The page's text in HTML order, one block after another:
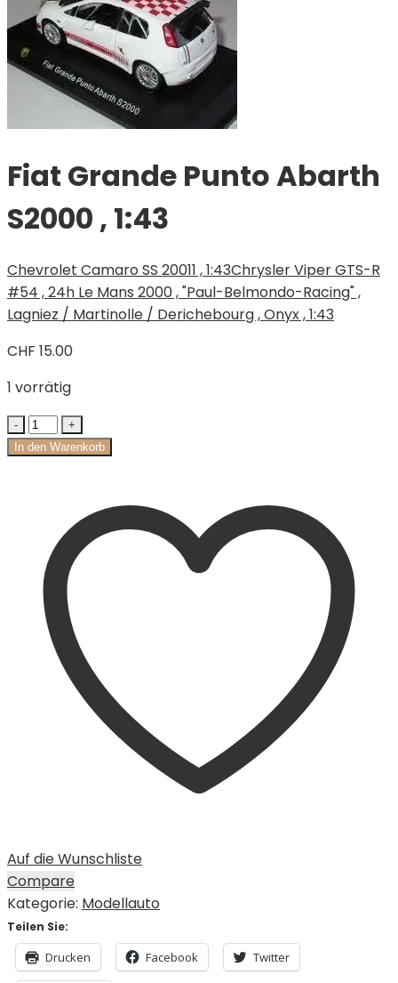
Fiat Grande Punto Abarth
S2000 , 1:43
Chevrolet Camaro SS 20011 , 1:43Chrysler Viper GTS-R
#54 , 24h Le Mans 2000 , "Paul-Belmondo-Racing" ,
Lagniez / Martinolle / Derichebourg , Onyx , 1:43
CHF 15.00
1 vorrätig
In den Warenkorb
Auf die Wunschliste
Compare
Kategorie: Modellauto
Teilen Sie:
Drucken Facebook Twitter